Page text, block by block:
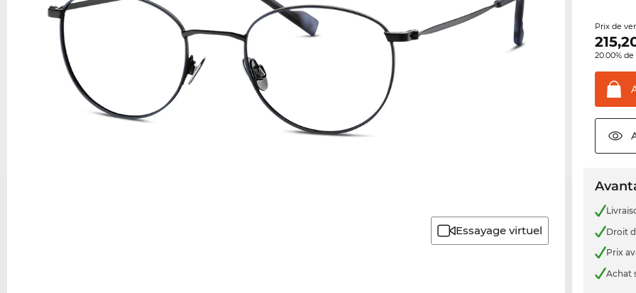
Essayage virtuel
Prix de
20.00%
Droit
Prix
Achat